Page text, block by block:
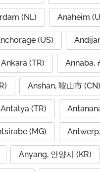
(NL) Anaheim
(US)
Ankara (TR)
Anshan, 鞍山市 (CN)
Antalya (TR)
(MG)
Anyang, 안양시 (KR)